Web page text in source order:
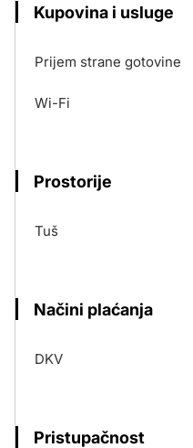
Kupovina i usluge
Prijem strane gotovine
Wi-Fi
Prostorije
Tuš
Načini plaćanja
DKV
Pristupačnost